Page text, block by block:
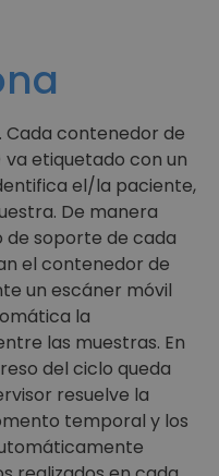
Cada contenedor de
etiquetado con un
el/la paciente,
De manera
soporte de cada
el contenedor de
un escáner móvil
la
las muestras. En
del ciclo queda
resuelve la
temporal y los